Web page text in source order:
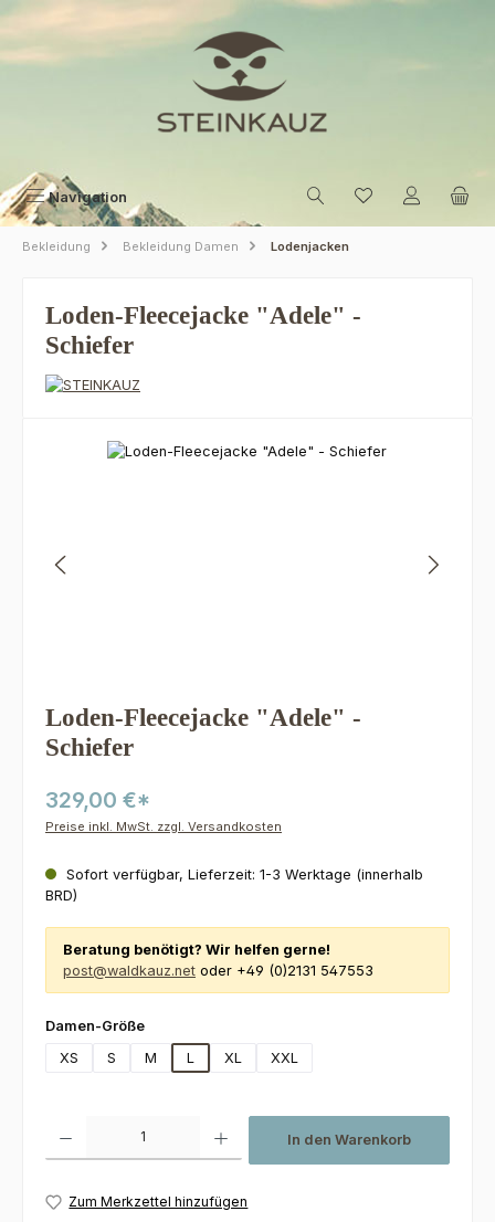
Zum Hauptinhalt springen
Navigation
Bekleidung Bekleidung Damen Lodenjacken
Loden-Fleecejacke "Adele" -
Schiefer
Bildergalerie überspringen
Loden-Fleecejacke "Adele" -
Schiefer
329,00 €*
Preise inkl. MwSt. zzgl. Versandkosten
Sofort verfügbar, Lieferzeit: 1-3 Werktage (innerhalb
BRD)
Beratung benötigt? Wir helfen gerne!
post@waldkauz.net oder +49 (0)2131 547553
Damen-Größeauswählen
XS
S M L XL XXL
In den Warenkorb
Zum Merkzettel hinzufügen